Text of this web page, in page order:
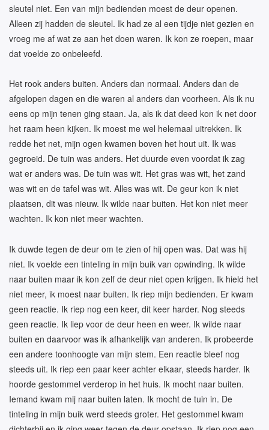
sleutel niet. Een van mijn bedienden moest de deur openen.
Alleen zij hadden de sleutel. Ik had ze al een tijdje niet gezien en
vroeg me af wat ze aan het doen waren. Ik kon ze roepen, maar
dat voelde zo onbeleefd.
Het rook anders buiten. Anders dan normaal. Anders dan de
afgelopen dagen en die waren al anders dan voorheen. Als ik nu
eens op mijn tenen ging staan. Ja, als ik dat deed kon ik net door
het raam heen kijken. Ik moest me wel helemaal uitrekken. Ik
redde het net, mijn ogen kwamen boven het hout uit. Ik was
gegroeid. De tuin was anders. Het duurde even voordat ik zag
wat er anders was. De tuin was wit. Het gras was wit, het zand
was wit en de tafel was wit. Alles was wit. De geur kon ik niet
plaatsen, dit was nieuw. Ik wilde naar buiten. Het kon niet meer
wachten. Ik kon niet meer wachten.
Ik duwde tegen de deur om te zien of hij open was. Dat was hij
niet. Ik voelde een tinteling in mijn buik van opwinding. Ik wilde
naar buiten maar ik kon zelf de deur niet open krijgen. Ik hield het
niet meer, ik moest naar buiten. Ik riep mijn bedienden. Er kwam
geen reactie. Ik riep nog een keer, dit keer harder. Nog steeds
geen reactie. Ik liep voor de deur heen en weer. Ik wilde naar
buiten en daarvoor was ik afhankelijk van anderen. Ik probeerde
een andere toonhoogte van mijn stem. Een reactie bleef nog
steeds uit. Ik riep een paar keer achter elkaar, steeds harder. Ik
hoorde gestommel verderop in het huis. Ik mocht naar buiten.
Iemand kwam mij naar buiten laten. Ik mocht de tuin in. De
tinteling in mijn buik werd steeds groter. Het gestommel kwam